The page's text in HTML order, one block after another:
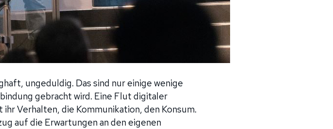
ungeduldig. Das sind nur einige wenige
gebracht wird. Eine Flut digitaler
Verhalten, die Kommunikation, den Konsum.
auf die Erwartungen an den eigenen